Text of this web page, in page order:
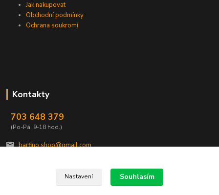
Jak nakupovat
Obchodní podmínky
Ochrana soukromí
Kontakty
703 648 379
(Po-Pá, 9-18 hod.)
barfino.shop@gmail.com
Nastavení Souhlasím